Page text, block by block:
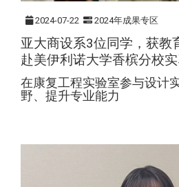
2024-07-22 2024年成果专区
亚大商设系3位同学，获教
赴美伊利诺大学香槟分校实
在康复工程实验室参与设计
野、提升专业能力